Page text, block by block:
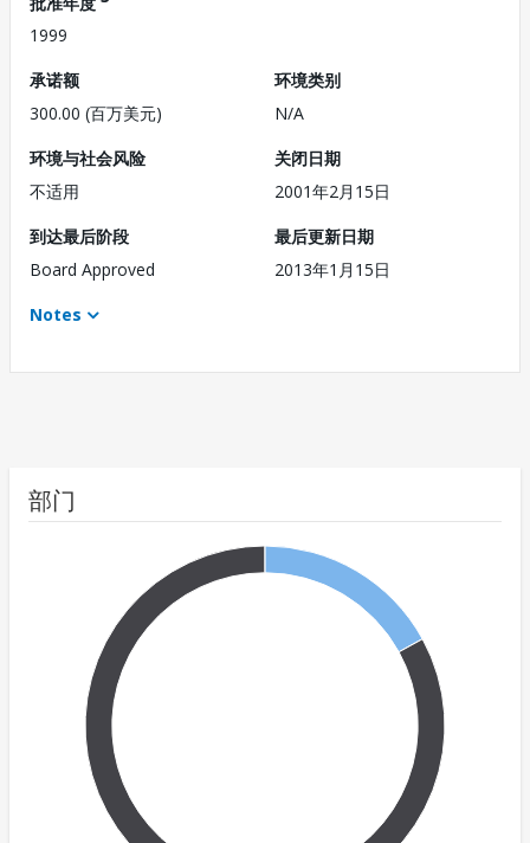
1999
承诺额
300.00 (百万美元)
环境类别
N/A
环境与社会风险
不适用
关闭日期
2001年2月15日
到达最后阶段
Board Approved
最后更新日期
2013年1月15日
Notes
部门